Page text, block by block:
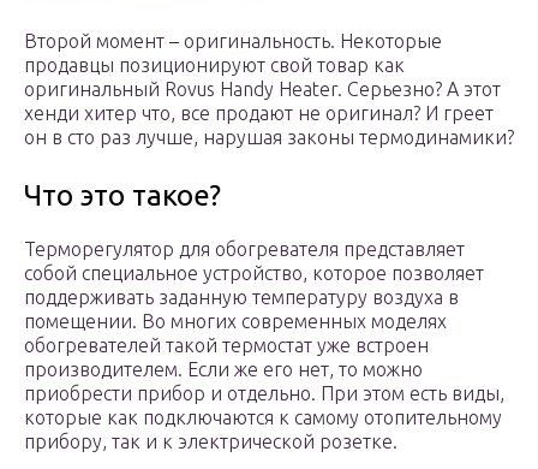
Второй момент – оригинальность. Некоторые
продавцы позиционируют свой товар как
оригинальный Rovus Handy Heater. Серьезно? А этот
хенди хитер что, все продают не оригинал? И греет
он в сто раз лучше, нарушая законы термодинамики?
Что это такое?
Терморегулятор для обогревателя представляет
собой специальное устройство, которое позволяет
поддерживать заданную температуру воздуха в
помещении. Во многих современных моделях
обогревателей такой термостат уже встроен
производителем. Если же его нет, то можно
приобрести прибор и отдельно. При этом есть виды,
которые как подключаются к самому отопительному
прибору, так и к электрической розетке.